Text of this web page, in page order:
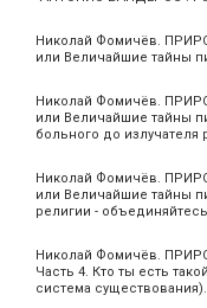
Николай Фомичёв.
или Величайшие тайны
Николай Фомичёв.
или Величайшие тайны
больного до излучателя
Николай Фомичёв.
или Величайшие тайны
религии -
Николай Фомичёв.
Часть 4. Кто ты есть
система существования).